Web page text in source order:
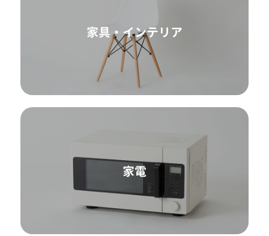
家具・インテリア
家電